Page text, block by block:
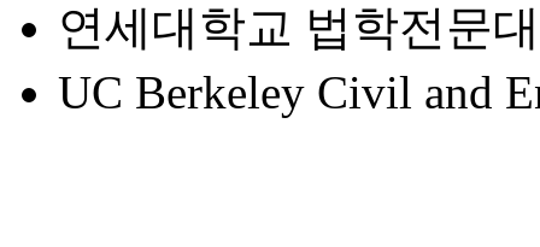
연세대학교 법학전문
UC Berkeley Civil and